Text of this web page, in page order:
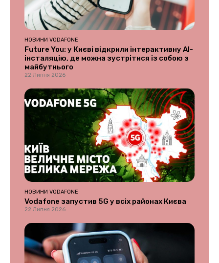
НОВИНИ VODAFONE
Future You: у Києві відкрили інтерактивну AI-
інсталяцію, де можна зустрітися із собою з
майбутнього
22 Липня 2026
НОВИНИ VODAFONE
Vodafone запустив 5G у всіх районах Києва
22 Липня 2026